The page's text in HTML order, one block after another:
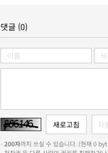
댓글 (0)
-200자까지 쓰실 수 있습니다. (현재 0